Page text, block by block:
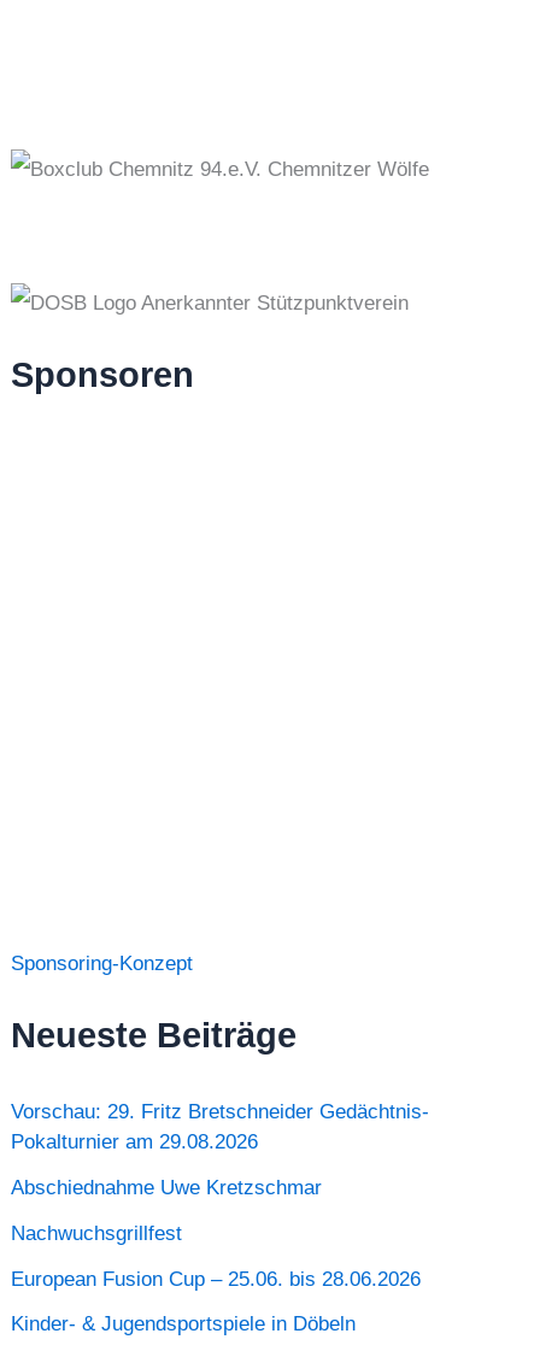
Sponsoren
Sponsoring-Konzept
Neueste Beiträge
Vorschau: 29. Fritz Bretschneider Gedächtnis-
Pokalturnier am 29.08.2026
Abschiednahme Uwe Kretzschmar
Nachwuchsgrillfest
European Fusion Cup – 25.06. bis 28.06.2026
Kinder- & Jugendsportspiele in Döbeln